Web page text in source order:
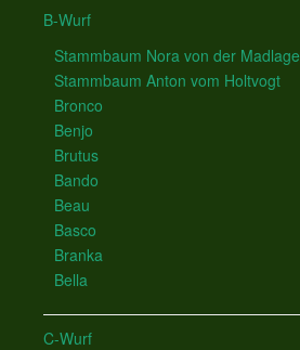
B-Wurf
Stammbaum Nora von der Madlage
Stammbaum Anton vom Holtvogt
Bronco
Benjo
Brutus
Bando
Beau
Basco
Branka
Bella
C-Wurf